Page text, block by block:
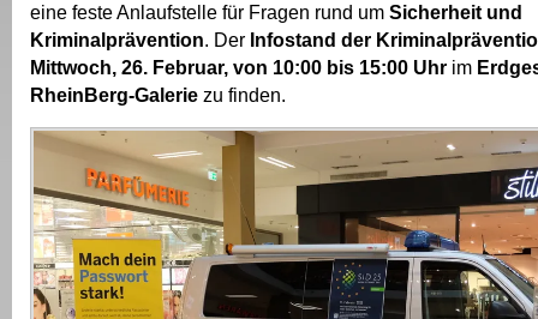
eine feste Anlaufstelle für Fragen rund um Sicherheit und
Kriminalprävention. Der Infostand der
Mittwoch, 26. Februar, von 10:00 bis 15:00 Uhr im
RheinBerg-Galerie zu finden.